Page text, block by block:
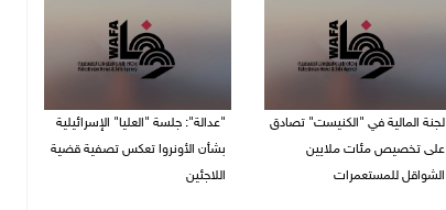
لجنة المالية في "الكنيست" تصادق
على تخصيص مئات ملايين
الشواقل للمستعمرات
"عدالة": جلسة "العليا" الإسرائيلية
بشأن الأونروا تعكس تصفية قضية
اللاجئين